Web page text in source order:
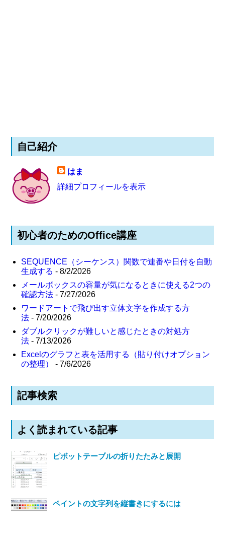
自己紹介
はま
詳細プロフィールを表示
初心者のためのOffice講座
SEQUENCE（シーケンス）関数で連番や日付を自動
生成する - 8/2/2026
メールボックスの容量が気になるときに使える2つの
確認方法 - 7/27/2026
ワードアートで飛び出す立体文字を作成する方
法 - 7/20/2026
ダブルクリックが難しいと感じたときの対処方
法 - 7/13/2026
Excelのグラフと表を活用する（貼り付けオプション
の整理）
- 7/6/2026
記事検索
よく読まれている記事
ピボットテーブルの折りたたみと展開
ペイントの文字列を縦書きにするには